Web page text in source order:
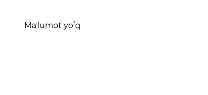
Maʼlumot yoʻq